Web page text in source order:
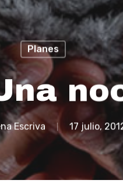
Planes
Escriva 17 julio,